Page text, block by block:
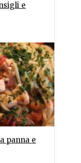
e
panna e